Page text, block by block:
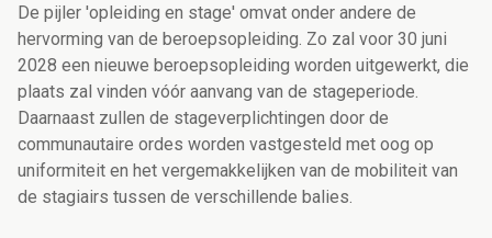
De pijler 'opleiding en stage' omvat onder andere de
hervorming van de beroepsopleiding. Zo zal voor 30 juni
2028 een nieuwe beroepsopleiding worden uitgewerkt, die
plaats zal vinden vóór aanvang van de stageperiode.
Daarnaast zullen de stageverplichtingen door de
communautaire ordes worden vastgesteld met oog op
uniformiteit en het vergemakkelijken van de mobiliteit van
de stagiairs tussen de verschillende balies.